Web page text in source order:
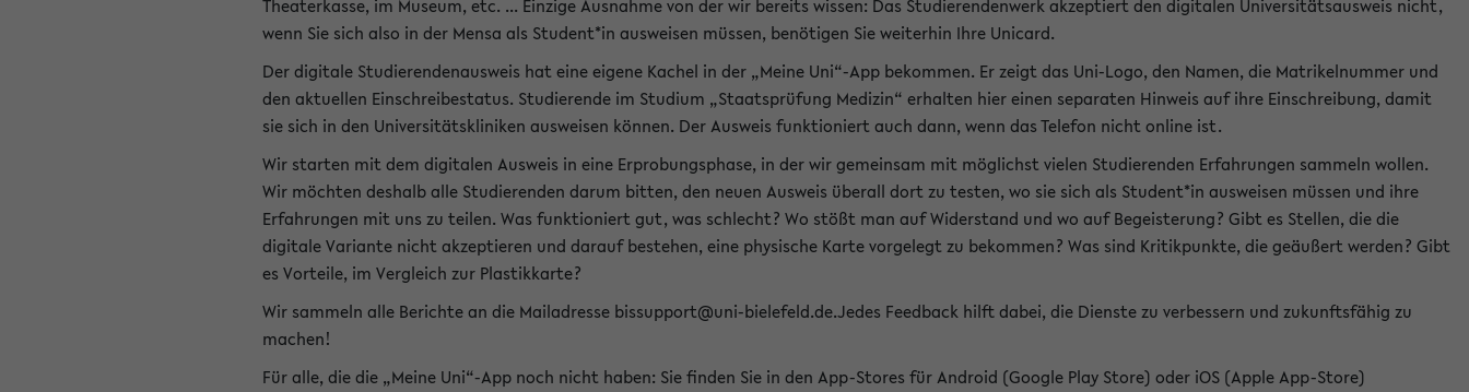
Theaterkasse, im Museum, etc. ... Einzige Ausnahme von der wir bereits wissen: Das Studierendenwerk akzeptiert den digitalen Universitätsausweis nicht,
wenn Sie sich also in der Mensa als Student*in ausweisen müssen, benötigen Sie weiterhin Ihre Unicard.
Der digitale Studierendenausweis hat eine eigene Kachel in der „Meine Uni“-App bekommen. Er zeigt das Uni-Logo, den Namen, die Matrikelnummer und
den aktuellen Einschreibestatus. Studierende im Studium „Staatsprüfung Medizin“ erhalten hier einen separaten Hinweis auf ihre Einschreibung, damit
sie sich in den Universitätskliniken ausweisen können. Der Ausweis funktioniert auch dann, wenn das Telefon nicht online ist.
Wir starten mit dem digitalen Ausweis in eine Erprobungsphase, in der wir gemeinsam mit möglichst vielen Studierenden Erfahrungen sammeln wollen.
Wir möchten deshalb alle Studierenden darum bitten, den neuen Ausweis überall dort zu testen, wo sie sich als Student*in ausweisen müssen und ihre
Erfahrungen mit uns zu teilen. Was funktioniert gut, was schlecht? Wo stößt man auf Widerstand und wo auf Begeisterung? Gibt es Stellen, die die
digitale Variante nicht akzeptieren und darauf bestehen, eine physische Karte vorgelegt zu bekommen? Was sind Kritikpunkte, die geäußert werden? Gibt
es Vorteile, im Vergleich zur Plastikkarte?
Wir sammeln alle Berichte an die Mailadresse bissupport@uni-bielefeld.de.Jedes Feedback hilft dabei, die Dienste zu verbessern und zukunftsfähig zu
machen!
Für alle, die die „Meine Uni“-App noch nicht haben: Sie finden Sie in den App-Stores für Android (Google Play Store) oder iOS (Apple App-Store)